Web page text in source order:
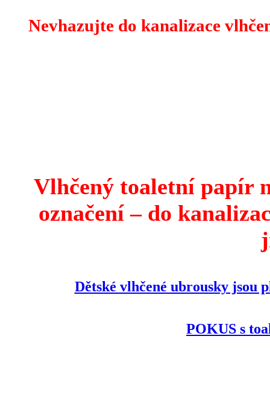
Nevhazujte do kanalizace
Vlhčený toaletní papír
označení – do
Dětské vlhčené ubrousky jsou
POKUS s